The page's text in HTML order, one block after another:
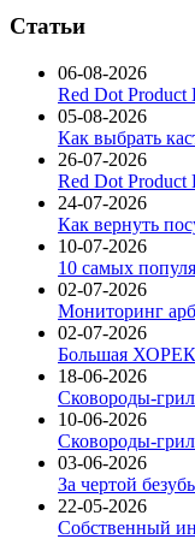
Статьи
06-08-2026
Red Dot Product
05-08-2026
Как выбрать
26-07-2026
Red Dot Product
24-07-2026
Как вернуть
10-07-2026
10 самых
02-07-2026
Мониторинг
02-07-2026
Большая
18-06-2026
Сковороды-
10-06-2026
Сковороды-
03-06-2026
За чертой
22-05-2026
Собственный